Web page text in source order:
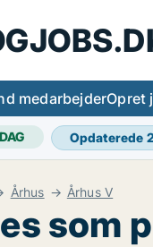
medarbejderOpret
Opdaterede
Århus Århus V
som